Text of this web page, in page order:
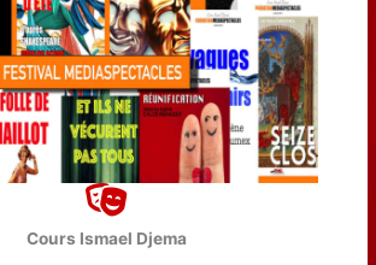
Cours Ismael Djema